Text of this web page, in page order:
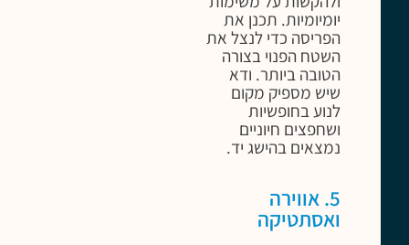
יומיומיות. תכנן את
הפריסה כדי לנצל את
השטח הפנוי בצורה
הטובה ביותר. ודא
שיש מספיק מקום
לנוע בחופשיות
ושחפצים חיוניים
נמצאים בהישג יד.
5. אווירה
ואסתטיקה